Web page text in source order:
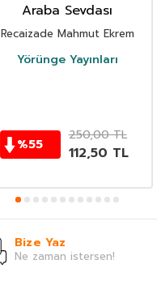
Araba Sevdası
Recaizade Mahmut Ekrem
Yörünge Yayınları
%55
250,00TL
112,50 TL
Bize Yaz
Ne zaman istersen!